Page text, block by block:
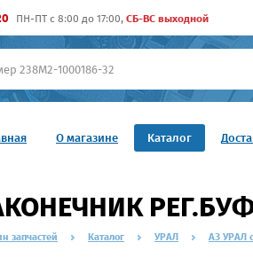
ПН-ПТ c 8:00 до 17:00, СБ-ВС выходной
О магазине Каталог
запчастей Каталог УРАЛ АЗ УРАЛ